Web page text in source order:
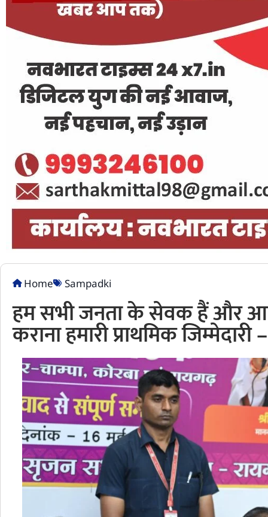
Home Sampadki
हम सभी जनता के सेवक हैं और आम
कराना हमारी प्राथमिक